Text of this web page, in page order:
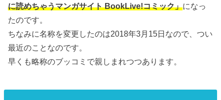
に読めちゃうマンガサイト BookLive!コミック」になっ
たのです。
ちなみに名称を変更したのは2018年3月15日なので、つい
最近のことなのです。
早くも略称のブッコミで親しまれつつあります。